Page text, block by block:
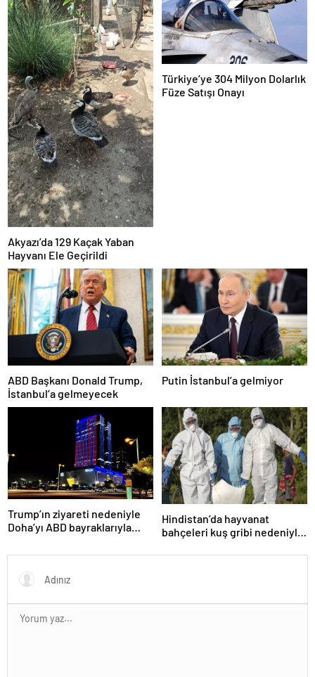
Akyazı’da 129 Kaçak Yaban
Hayvanı Ele Geçirildi
Türkiye’ye 304 Milyon Dolarlık
Füze Satışı Onayı
ABD Başkanı Donald Trump,
İstanbul’a gelmeyecek
Putin İstanbul’a gelmiyor
Trump’ın ziyareti nedeniyle
Doha’yı ABD bayraklarıyla
Hindistan’da hayvanat
bahçeleri kuş gribi nedeniyle